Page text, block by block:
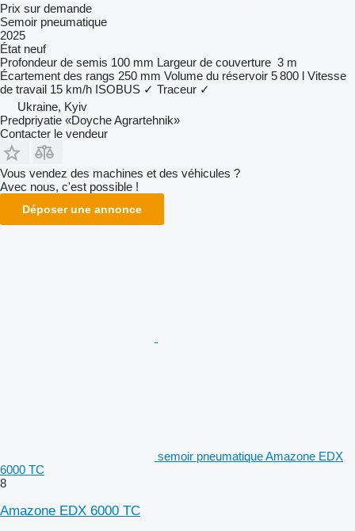
Prix sur demande
Semoir pneumatique
2025
État neuf
Profondeur de semis 100 mm Largeur de couverture 3 m
Écartement des rangs 250 mm Volume du réservoir 5 800 l Vitesse
de travail 15 km/h ISOBUS ✓ Traceur ✓
Ukraine, Kyiv
Predpriyatie «Doyche Agrartehnik»
Contacter le vendeur
Vous vendez des machines et des véhicules ?
Avec nous, c'est possible !
Déposer une annonce
semoir pneumatique Amazone EDX
6000 TC
8
Amazone EDX 6000 TC